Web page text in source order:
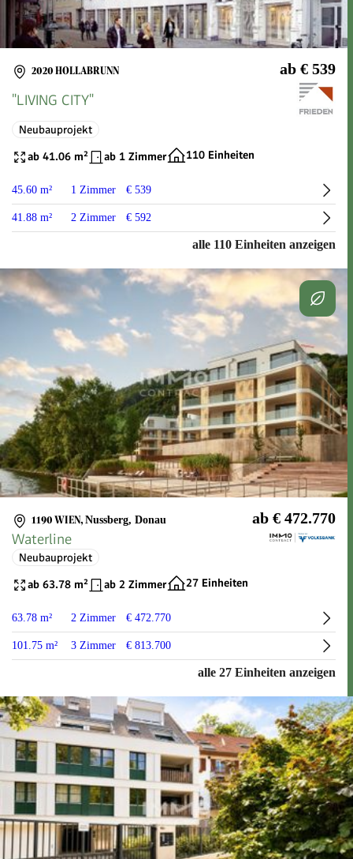
2020 HOLLABRUNN ab € 539
"LIVING CITY"
Neubauprojekt
ab 41.06 m² ab 1 Zimmer 110 Einheiten
45.60 m² 1 Zimmer € 539
41.88 m² 2 Zimmer € 592
alle 110 Einheiten anzeigen
1190 WIEN, Nussberg, Donau ab € 472.770
Waterline
Neubauprojekt
ab 63.78 m² ab 2 Zimmer 27 Einheiten
63.78 m² 2 Zimmer € 472.770
101.75 m² 3 Zimmer € 813.700
alle 27 Einheiten anzeigen